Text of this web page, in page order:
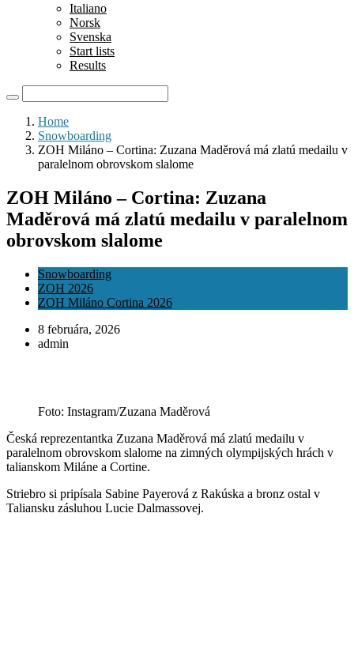
Italiano
Norsk
Svenska
Start lists
Results
Home
Snowboarding
ZOH Miláno – Cortina: Zuzana Maděrová má zlatú medailu v
paralelnom obrovskom slalome
ZOH Miláno – Cortina: Zuzana
Maděrová má zlatú medailu v paralelnom
obrovskom slalome
Snowboarding
ZOH 2026
ZOH Miláno Cortina 2026
8 februára, 2026
admin
Foto: Instagram/Zuzana Maděrová
Česká reprezentantka Zuzana Maděrová má zlatú medailu v
paralelnom obrovskom slalome na zimných olympijských hrách v
talianskom Miláne a Cortine.
Striebro si pripísala Sabine Payerová z Rakúska a bronz ostal v
Taliansku zásluhou Lucie Dalmassovej.